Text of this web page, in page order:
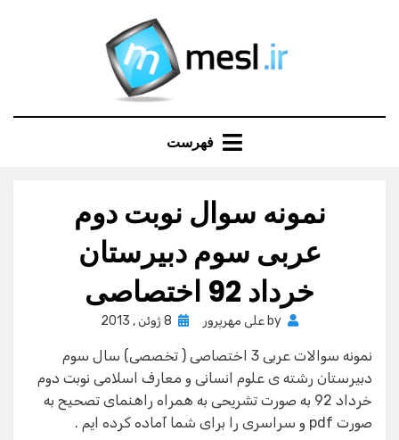
فهرست
نمونه سوال نوبت دوم
عربی سوم دبیرستان
خرداد 92 اختصاصی
by علی مهرپرور
Posted
8 ژوئن , 2013
نمونه سوالات عربی 3 اختصاصی ( تخصصی) سال سوم
دبیرستان رشته ی علوم انسانی و معارف اسلامی نوبت دوم
خرداد 92 به صورت تشریحی به همراه راهنمای تصحیح به
صورت pdf و سراسری را برای شما آماده کرده ایم .